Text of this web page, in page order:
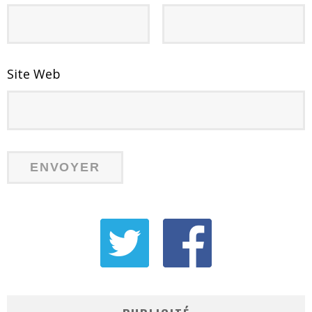
Site Web